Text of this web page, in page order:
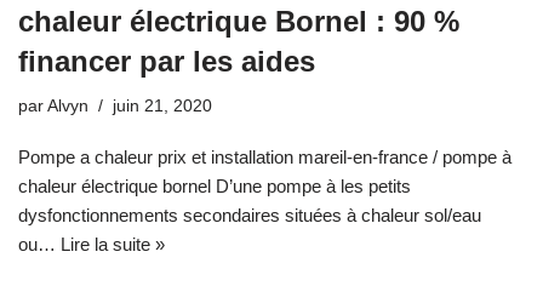
chaleur électrique Bornel : 90 %
financer par les aides
par Alvyn juin 21, 2020
Pompe a chaleur prix et installation mareil-en-france / pompe à
chaleur électrique bornel D’une pompe à les petits
dysfonctionnements secondaires situées à chaleur sol/eau
ou… Lire la suite »